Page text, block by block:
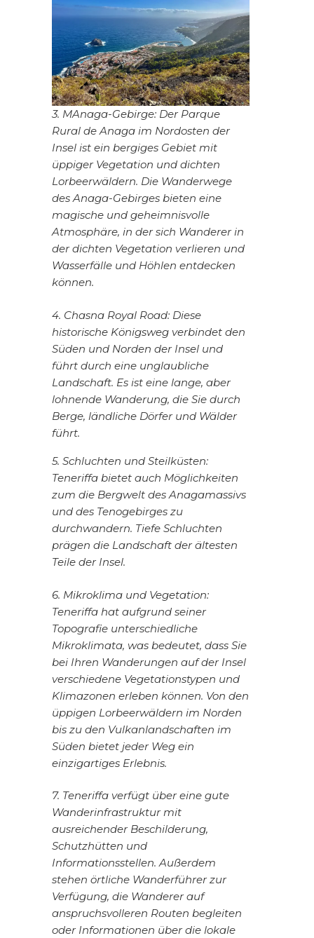
3. MAnaga-Gebirge: Der Parque
Rural de Anaga im Nordosten der
Insel ist ein bergiges Gebiet mit
üppiger Vegetation und dichten
Lorbeerwäldern. Die Wanderwege
des Anaga-Gebirges bieten eine
magische und geheimnisvolle
Atmosphäre, in der sich Wanderer in
der dichten Vegetation verlieren und
Wasserfälle und Höhlen entdecken
können.
4. Chasna Royal Road: Diese
historische Königsweg verbindet den
Süden und Norden der Insel und
führt durch eine unglaubliche
Landschaft. Es ist eine lange, aber
lohnende Wanderung, die Sie durch
Berge, ländliche Dörfer und Wälder
führt.
5. Schluchten und Steilküsten:
Teneriffa bietet auch Möglichkeiten
zum die Bergwelt des Anagamassivs
und des Tenogebirges zu
durchwandern. Tiefe Schluchten
prägen die Landschaft der ältesten
Teile der Insel.
6. Mikroklima und Vegetation:
Teneriffa hat aufgrund seiner
Topografie unterschiedliche
Mikroklimata, was bedeutet, dass Sie
bei Ihren Wanderungen auf der Insel
verschiedene Vegetationstypen und
Klimazonen erleben können. Von den
üppigen Lorbeerwäldern im Norden
bis zu den Vulkanlandschaften im
Süden bietet jeder Weg ein
einzigartiges Erlebnis.
7. Teneriffa verfügt über eine gute
Wanderinfrastruktur mit
ausreichender Beschilderung,
Schutzhütten und
Informationsstellen. Außerdem
stehen örtliche Wanderführer zur
Verfügung, die Wanderer auf
anspruchsvolleren Routen begleiten
oder Informationen über die lokale